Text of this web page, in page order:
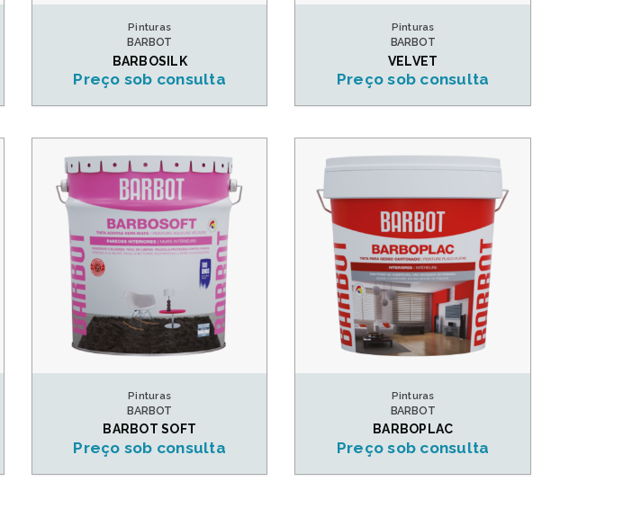
Pinturas
BARBOT
BARBOSILK
Preço sob consulta
Pinturas
BARBOT
VELVET
Preço sob consulta
Pinturas
BARBOT
BARBOT SOFT
Preço sob consulta
Pinturas
BARBOT
BARBOPLAC
Preço sob consulta